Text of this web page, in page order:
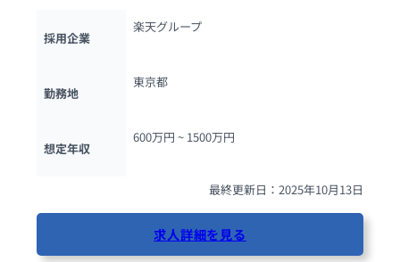
採用企業
楽天グループ
勤務地
東京都
想定年収
600万円 ~ 1500万円
最終更新日：2025年10月13日
求人詳細を見る